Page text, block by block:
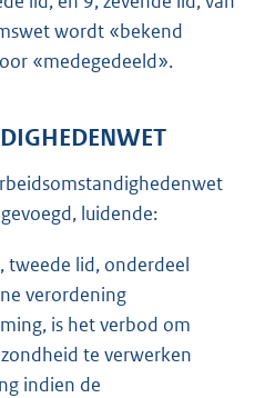
wordt «bekend
«medegedeeld».
luidende:
tweede lid, onderdeel
verordening
is het verbod om
te verwerken
indien de